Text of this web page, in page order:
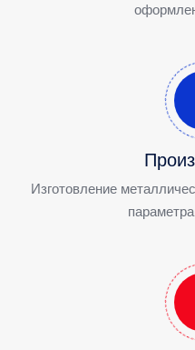
Изготовление